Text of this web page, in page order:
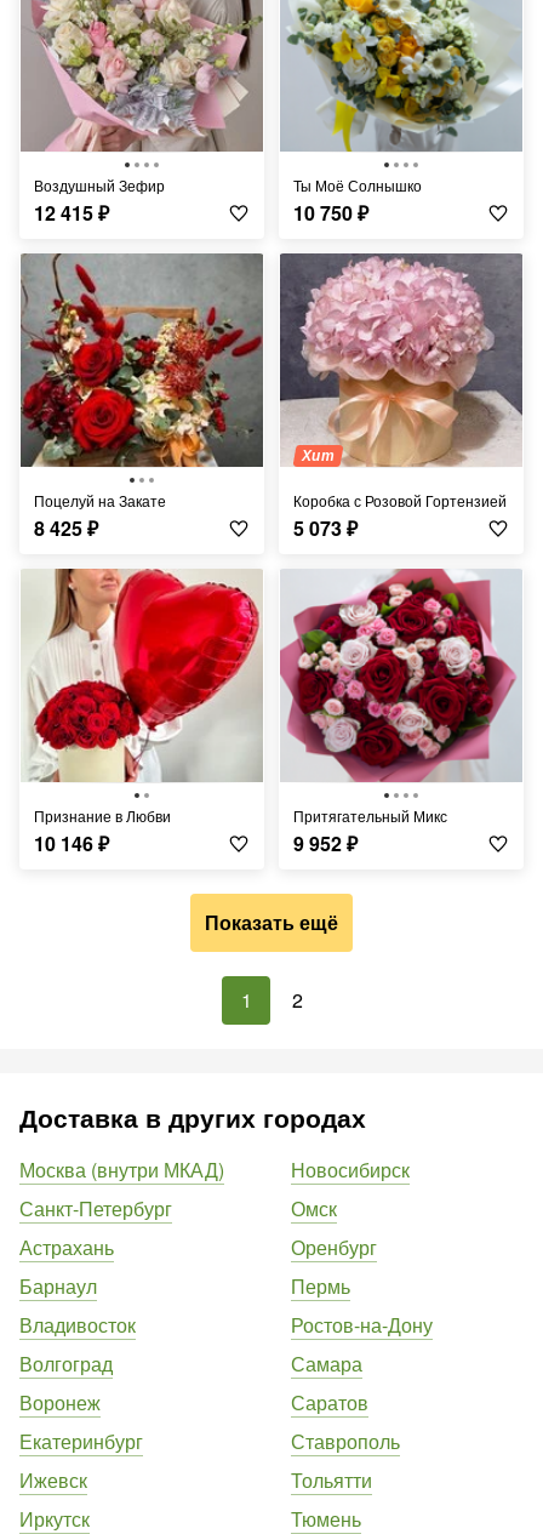
Воздушный Зефир
12 415₽
Ты Моё Солнышко
10 750₽
Поцелуй на Закате
8 425₽
Хит
Коробка с Розовой Гортензией
5 073₽
Признание в Любви
10 146₽
Притягательный Микс
9 952₽
Показать ещё
1 2
Доставка в других городах
Москва (внутри МКАД)
Санкт-Петербург
Астрахань
Барнаул
Владивосток
Волгоград
Воронеж
Екатеринбург
Ижевск
Иркутск
Новосибирск
Омск
Оренбург
Пермь
Ростов-на-Дону
Самара
Саратов
Ставрополь
Тольятти
Тюмень